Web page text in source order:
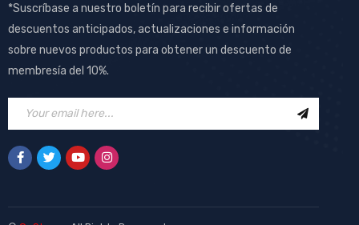
*Suscríbase a nuestro boletín para recibir ofertas de
descuentos anticipados, actualizaciones e información
sobre nuevos productos para obtener un descuento de
membresía del 10%.